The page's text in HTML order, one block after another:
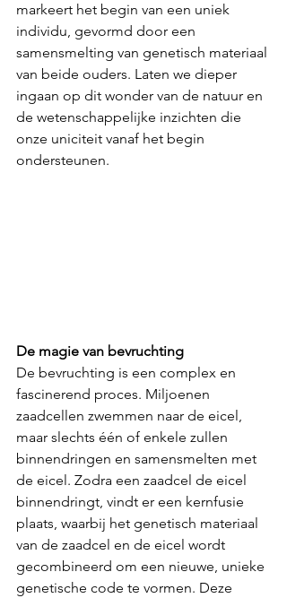
markeert het begin van een uniek
individu, gevormd door een
samensmelting van genetisch materiaal
van beide ouders. Laten we dieper
ingaan op dit wonder van de natuur en
de wetenschappelijke inzichten die
onze uniciteit vanaf het begin
ondersteunen.
De magie van bevruchting
De bevruchting is een complex en
fascinerend proces. Miljoenen
zaadcellen zwemmen naar de eicel,
maar slechts één of enkele zullen
binnendringen en samensmelten met
de eicel. Zodra een zaadcel de eicel
binnendringt, vindt er een kernfusie
plaats, waarbij het genetisch materiaal
van de zaadcel en de eicel wordt
gecombineerd om een nieuwe, unieke
genetische code te vormen. Deze